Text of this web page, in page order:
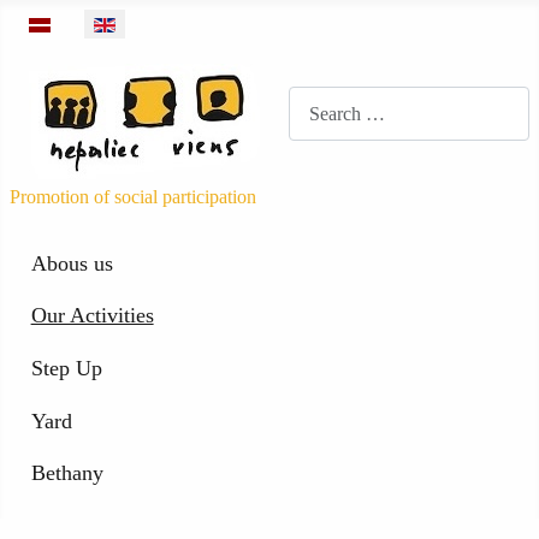
Select your language
Promotion of social participation
Abous us
Our Activities
Step Up
Yard
Bethany